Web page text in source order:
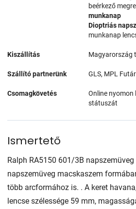
beérkező
munkanap
Dioptriás
munkanap
Kiszállítás Magyarország
Szállító partnerünk GLS, MPL
Csomagkövetés
Online nyomon
státuszát
Ismertető
Ralph RA5150 601/3B napszemüveg
napszemüveg macskaszem
több arcformához is. . A keret
lencse szélessége 59 mm,